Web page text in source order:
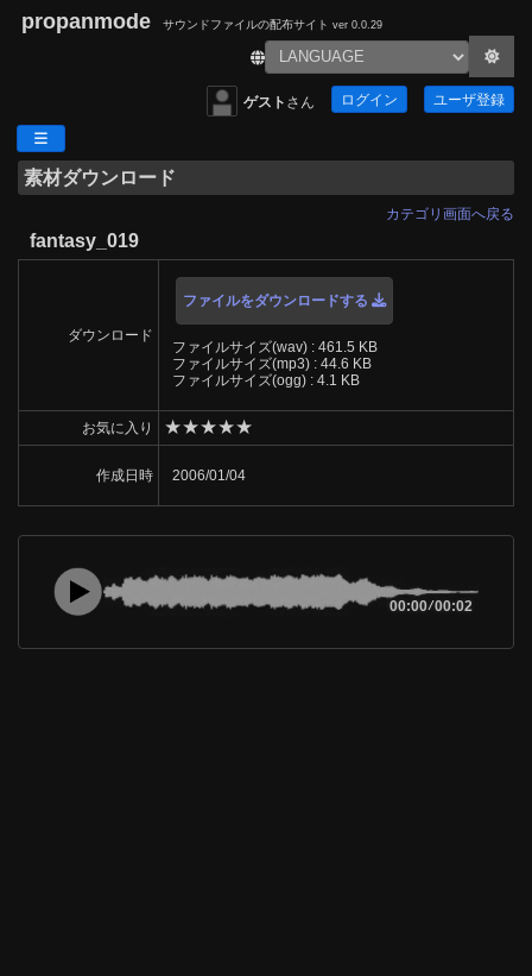
propanmode サウンドファイルの配布サイト ver 0.0.29
ゲスト さん ログイン ユーザ登録
素材ダウンロード
カテゴリ画面へ戻る
fantasy_019
ダウンロード
ファイルをダウンロードする
ファイルサイズ(wav) : 461.5 KB
ファイルサイズ(mp3) : 44.6 KB
ファイルサイズ(ogg) : 4.1 KB
お気に入り ★★★★★
作成日時 2006/01/04
00:00/00:02